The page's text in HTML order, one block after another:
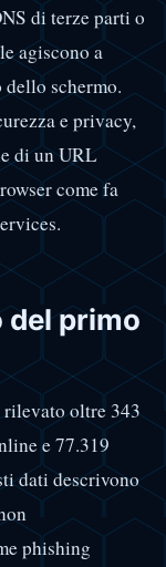
di terze parti o
agiscono a
schermo.
e privacy,
di un URL
come fa
del primo
rilevato oltre 343
e 77.319
dati descrivono
phishing